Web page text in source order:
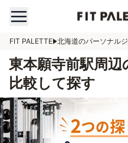
FIT PALETTE 北海道のパーソナル
東本願寺前駅周
比較して探す